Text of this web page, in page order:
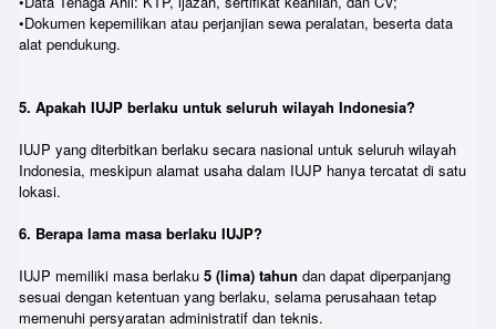
•Dokumen kepemilikan atau perjanjian sewa peralatan, beserta data
alat pendukung.
5. Apakah IUJP berlaku untuk seluruh wilayah Indonesia?
IUJP yang diterbitkan berlaku secara nasional untuk seluruh wilayah
Indonesia, meskipun alamat usaha dalam IUJP hanya tercatat di satu
lokasi.
6. Berapa lama masa berlaku IUJP?
IUJP memiliki masa berlaku 5 (lima) tahun dan dapat diperpanjang
sesuai dengan ketentuan yang berlaku, selama perusahaan tetap
memenuhi persyaratan administratif dan teknis.